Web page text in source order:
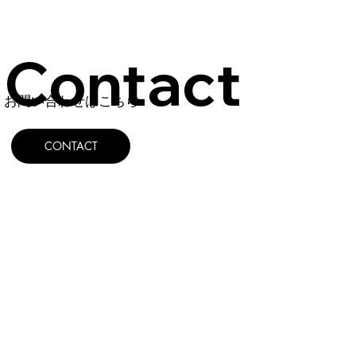
Contact
お問い合わせはこちら
CONTACT